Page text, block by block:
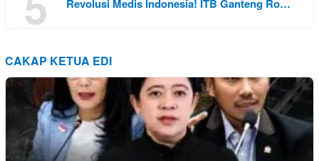
Revolusi Medis Indonesia! ITB Ganteng Ro…
CAKAP KETUA EDI